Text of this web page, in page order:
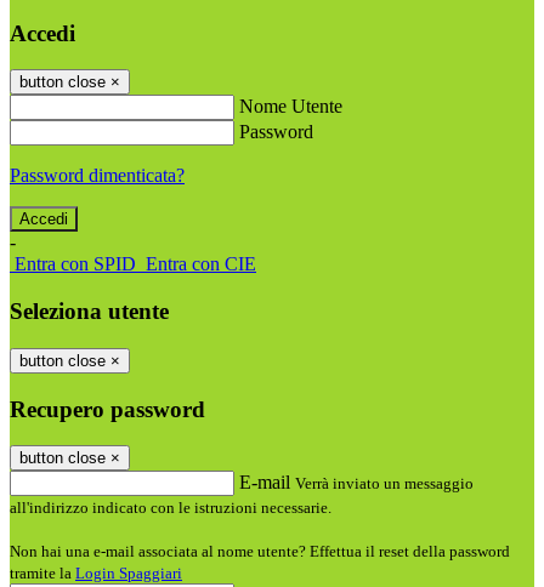
Accedi
button close ×
Nome Utente
Password
Password dimenticata?
-
Entra con SPID Entra con CIE
Seleziona utente
button close ×
Recupero password
button close ×
E-mail Verrà inviato un messaggio
all'indirizzo indicato con le istruzioni necessarie.
Non hai una e-mail associata al nome utente? Effettua il reset della password
tramite la Login Spaggiari